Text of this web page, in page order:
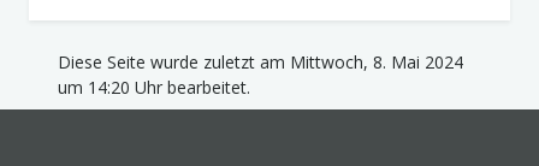
Diese Seite wurde zuletzt am Mittwoch, 8. Mai 2024
um 14:20 Uhr bearbeitet.